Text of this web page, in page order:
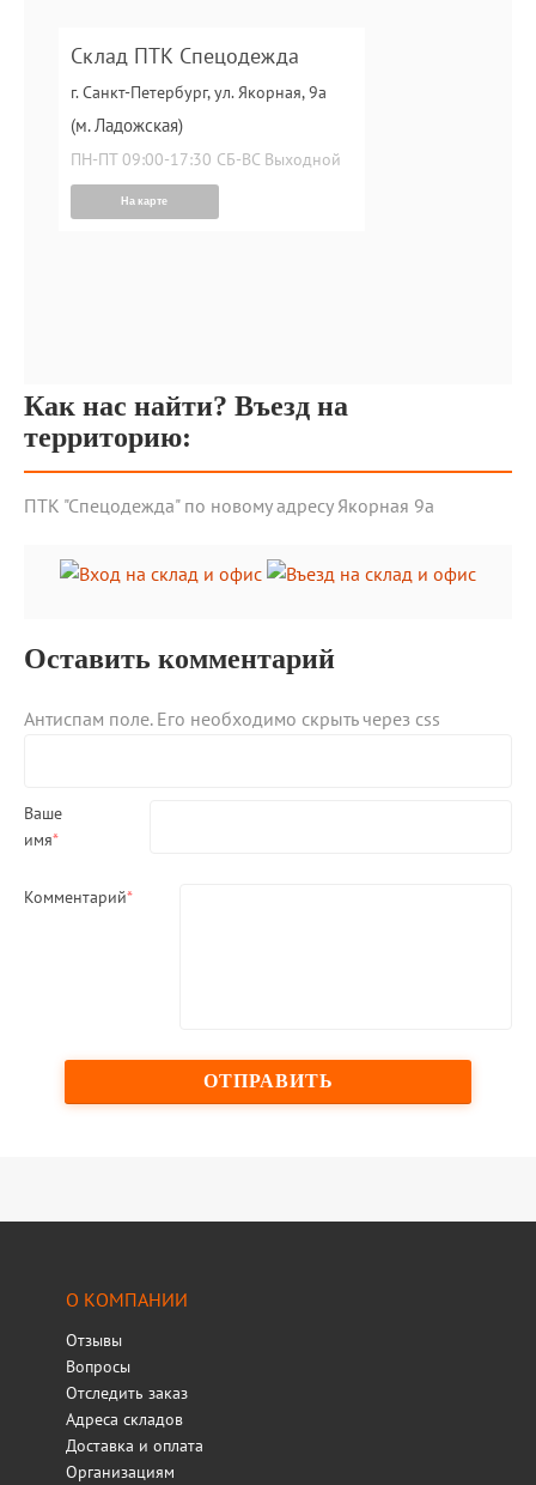
Склад ПТК Спецодежда
г. Санкт-Петербург, ул. Якорная, 9а
(м. Ладожская)
ПН-ПТ 09:00-17:30 СБ-ВС Выходной
На карте
Как нас найти? Въезд на
территорию:
ПТК "Спецодежда" по новому адресу Якорная 9а
Оставить комментарий
Антиспам поле. Его необходимо скрыть через css
Ваше
имя*
Комментарий*
О КОМПАНИИ
Отзывы
Вопросы
Отследить заказ
Адреса складов
Доставка и оплата
Организациям